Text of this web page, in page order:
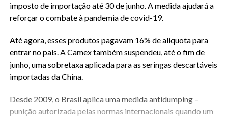
imposto de importação até 30 de junho. A medida ajudará a
reforçar o combate à pandemia de covid-19.
Até agora, esses produtos pagavam 16% de alíquota para
entrar no país. A Camex também suspendeu, até o fim de
junho, uma sobretaxa aplicada para as seringas descartáveis
importadas da China.
Desde 2009, o Brasil aplica uma medida antidumping –
punição autorizada pelas normas internacionais quando um